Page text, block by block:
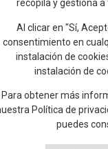
recopila y gestiona
Al clicar en "Sí,
consentimiento en
instalación de
instalación de
Para obtener más
Política de
puedes